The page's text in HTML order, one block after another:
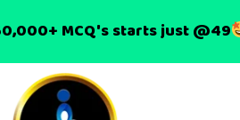
MCQ's starts just @49